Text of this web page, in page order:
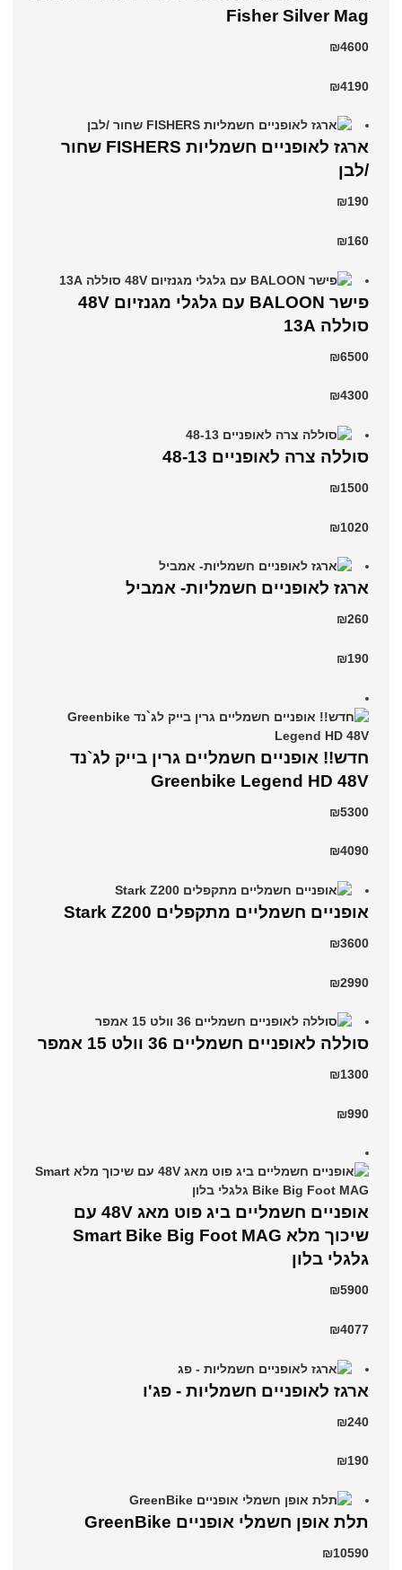
Fisher Silver Mag
₪4600
₪4190
ארגז לאופניים חשמליות FISHERS שחור
/לבן
₪190
₪160
פישר BALOON עם גלגלי מגנזיום 48V
סוללה 13A
₪6500
₪4300
סוללה צרה לאופניים 48-13
₪1500
₪1020
ארגז לאופניים חשמליות- אמביל
₪260
₪190
חדש!! אופניים חשמליים גרין בייק לג`נד
Greenbike Legend HD 48V
₪5300
₪4090
‏אופניים חשמליים ‏מתקפלים Stark Z200
₪3600
₪2990
סוללה לאופניים חשמליים 36 וולט 15 אמפר
₪1300
₪990
אופניים חשמליים ביג פוט מאג 48V עם
שיכוך מלא Smart Bike Big Foot MAG
גלגלי בלון
₪5900
₪4077
ארגז לאופניים חשמליות - פג'ו
₪240
₪190
תלת אופן חשמלי אופניים GreenBike
₪10590